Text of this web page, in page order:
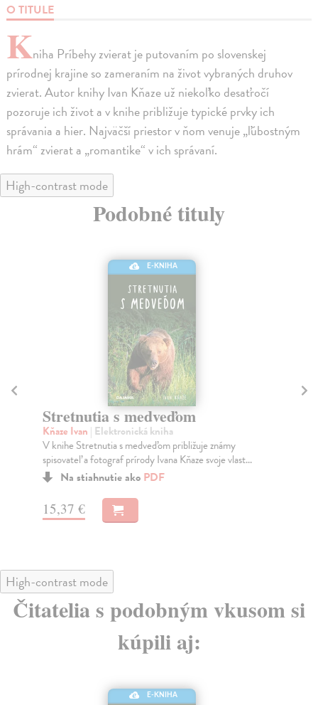
O TITULE
Kniha Príbehy zvierat je putovaním po slovenskej
prírodnej krajine so zameraním na život vybraných druhov
zvierat. Autor knihy Ivan Kňaze už niekoľko desaťročí
pozoruje ich život a v knihe približuje typické prvky ich
správania a hier. Najväčší priestor v ňom venuje „ľúbostným
hrám“ zvierat a „romantike“ v ich správaní.
High-contrast mode
Podobné tituly
E-KNIHA
Ohromný svet
Yong Ed| Elektronická kniha
Vedeli ste, že niektoré chrobáky priťahuje oheň,
korytnačky sa dokážu orientovať podľa magnetického
...
22,90 €
High-contrast mode
Čitatelia s podobným vkusom si
kúpili aj:
E-KNIHA